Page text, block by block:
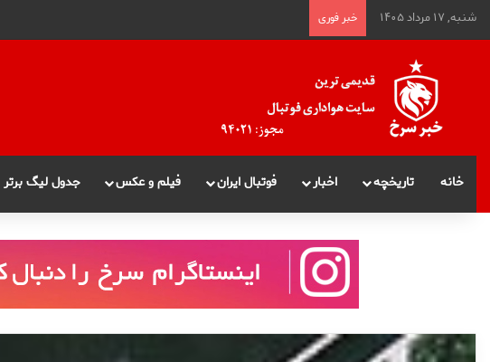
شنبه, ۱۷ مرداد ۱۴۰۵ خبر فوری
خانه تاریخچه اخبار فوتبال ایران فیلم و عکس جدول لیگ برتر